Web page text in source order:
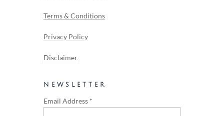
Terms & Conditions
Privacy Policy
Disclaimer
NEWSLETTER
Email Address *